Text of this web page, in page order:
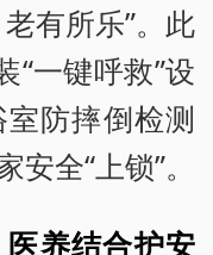
有所乐”。此
“一键呼救”设
防摔倒检测
全“上锁”。
养结合护安